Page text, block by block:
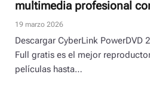
multimedia profesional
19 marzo 2026
Descargar CyberLink PowerDVD
Full gratis es el mejor
películas hasta…